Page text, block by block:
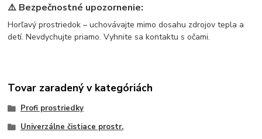
⚠️ Bezpečnostné upozornenie:
Horľavý prostriedok – uchovávajte mimo dosahu zdrojov tepla a
detí. Nevdychujte priamo. Vyhnite sa kontaktu s očami.
Tovar zaradený v kategóriách
Profi prostriedky
Univerzálne čistiace prostr.